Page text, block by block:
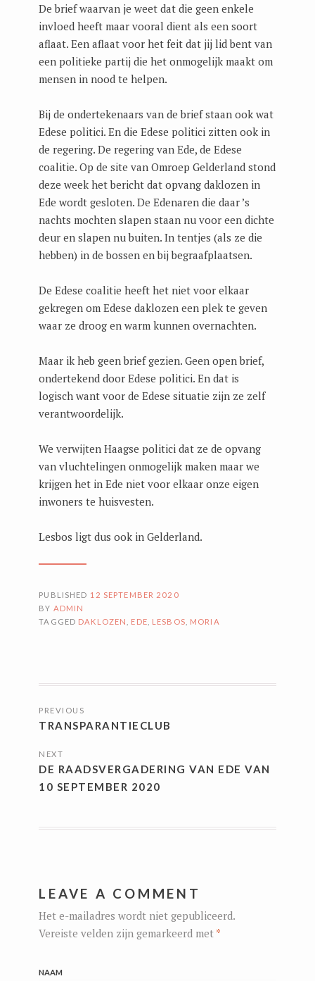
De brief waarvan je weet dat die geen enkele
invloed heeft maar vooral dient als een soort
aflaat. Een aflaat voor het feit dat jij lid bent van
een politieke partij die het onmogelijk maakt om
mensen in nood te helpen.
Bij de ondertekenaars van de brief staan ook wat
Edese politici. En die Edese politici zitten ook in
de regering. De regering van Ede, de Edese
coalitie. Op de site van Omroep Gelderland stond
deze week het bericht dat opvang daklozen in
Ede wordt gesloten. De Edenaren die daar ’s
nachts mochten slapen staan nu voor een dichte
deur en slapen nu buiten. In tentjes (als ze die
hebben) in de bossen en bij begraafplaatsen.
De Edese coalitie heeft het niet voor elkaar
gekregen om Edese daklozen een plek te geven
waar ze droog en warm kunnen overnachten.
Maar ik heb geen brief gezien. Geen open brief,
ondertekend door Edese politici. En dat is
logisch want voor de Edese situatie zijn ze zelf
verantwoordelijk.
We verwijten Haagse politici dat ze de opvang
van vluchtelingen onmogelijk maken maar we
krijgen het in Ede niet voor elkaar onze eigen
inwoners te huisvesten.
Lesbos ligt dus ook in Gelderland.
PUBLISHED 12 SEPTEMBER 2020
BY ADMIN
TAGGED DAKLOZEN EDE LESBOS MORIA
PREVIOUS
TRANSPARANTIECLUB
NEXT
DE RAADSVERGADERING VAN EDE VAN
10 SEPTEMBER 2020
LEAVE A COMMENT
Het e-mailadres wordt niet gepubliceerd.
Vereiste velden zijn gemarkeerd met *
NAAM